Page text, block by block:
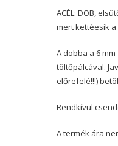
ACÉL: DOB,
mert kettéesik a
A dobba a 6
töltőpálcával.
előrefelé!!!)
Rendkívül
A termék ára